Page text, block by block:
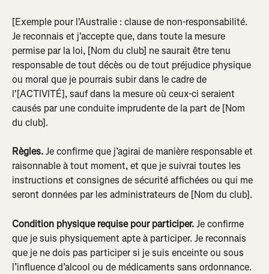
[Exemple pour l'Australie : clause de non-responsabilité.
Je reconnais et j'accepte que, dans toute la mesure
permise par la loi, [Nom du club] ne saurait être tenu
responsable de tout décès ou de tout préjudice physique
ou moral que je pourrais subir dans le cadre de
l'[ACTIVITÉ], sauf dans la mesure où ceux-ci seraient
causés par une conduite imprudente de la part de [Nom
du club].
Règles. Je confirme que j’agirai de manière responsable et
raisonnable à tout moment, et que je suivrai toutes les
instructions et consignes de sécurité affichées ou qui me
seront données par les administrateurs de [Nom du club].
Condition physique requise pour participer. Je confirme
que je suis physiquement apte à participer. Je reconnais
que je ne dois pas participer si je suis enceinte ou sous
l’influence d’alcool ou de médicaments sans ordonnance.